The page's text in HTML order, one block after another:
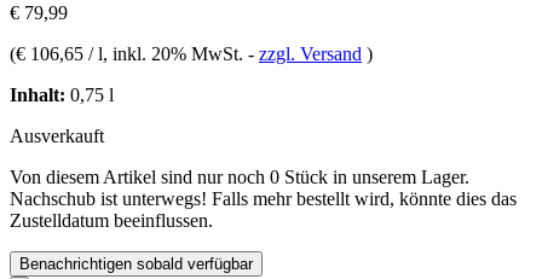
€ 79,99
(€ 106,65 / l, inkl. 20% MwSt. - zzgl. Versand )
Inhalt: 0,75 l
Ausverkauft
Von diesem Artikel sind nur noch 0 Stück in unserem Lager.
Nachschub ist unterwegs! Falls mehr bestellt wird, könnte dies das
Zustelldatum beeinflussen.
Benachrichtigen sobald verfügbar